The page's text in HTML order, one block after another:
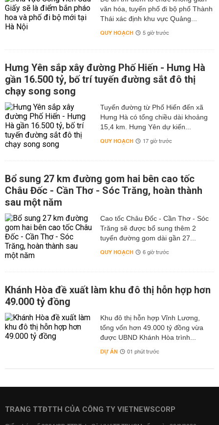
văn hóa, tuyến phố đi bộ phố Thành
Thái xác định khu vực Quảng...
QUY HOẠCH 5 giờ trước
Hưng Yên sắp xây đường Phố Hiến - Hưng Hà
gần 16.500 tỷ, bố trí tuyến đường sắt đô thị
chạy song song
Tuyến đường từ Phố Hiến đến xã
Hưng Hà có tổng chiều dài khoảng
15,4 km. Hưng Yên dự kiến...
QUY HOẠCH 17 giờ trước
Bổ sung 27 km đường gom hai bên cao tốc
Châu Đốc - Cần Thơ - Sóc Trăng, hoàn thành
sau một năm
Cao tốc Châu Đốc - Cần Thơ - Sóc
Trăng sẽ được bổ sung thêm 2
tuyến đường gom dài gần 27...
QUY HOẠCH 6 giờ trước
Khánh Hòa đề xuất làm khu đô thị hỗn hợp hơn
49.000 tỷ đồng
Khu đô thị hỗn hợp Vĩnh Lương,
tổng vốn hơn 49.000 tỷ đồng vừa
được UBND Khánh Hòa trình...
DỰ ÁN 01 phút trước
TRANG TTĐTTH CỦA CÔNG TY VIETNEWSCORP